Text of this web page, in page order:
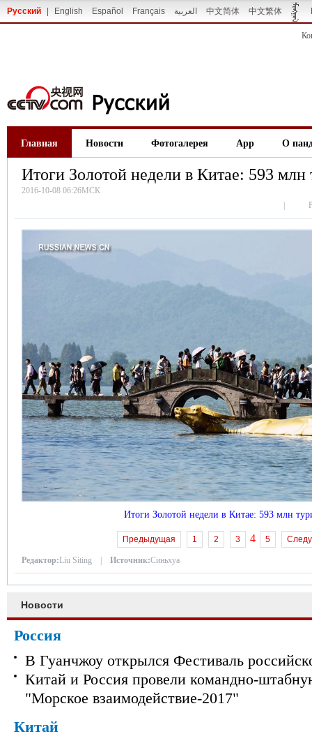
Русский English Español Français العربية 中文简体 中文繁体
Главная Новости Фотогалерея App О
Итоги Золотой недели в Китае: 593 млн
2016-10-08 06:26МСК
Итоги Золотой недели в Китае: 593 млн
Предыдущая 1 2 3 4 5
Редактор:Liu Siting | Источник:Синьхуа
Новости
Россия
В Гуанчжоу открылся Фестиваль
Китай и Россия провели командно-
"Морское взаимодействие-2017"
Китай